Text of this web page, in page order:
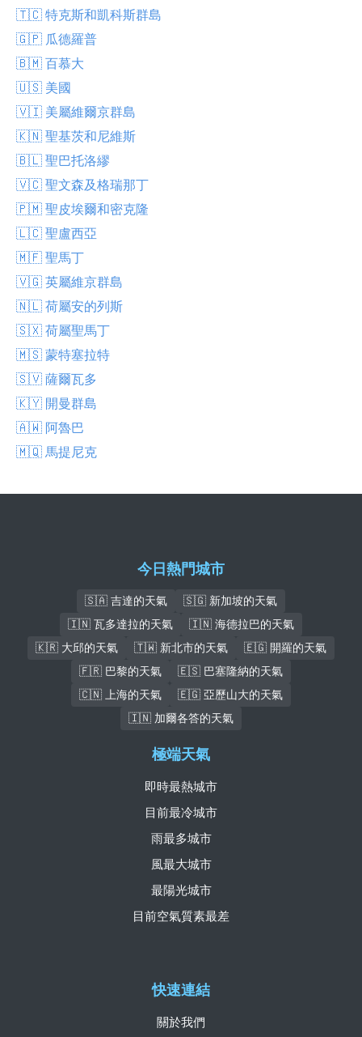
🇹🇨 特克斯和凱科斯群島
🇬🇵 瓜德羅普
🇧🇲 百慕大
🇺🇸 美國
🇻🇮 美屬維爾京群島
🇰🇳 聖基茨和尼維斯
🇧🇱 聖巴托洛繆
🇻🇨 聖文森及格瑞那丁
🇵🇲 聖皮埃爾和密克隆
🇱🇨 聖盧西亞
🇲🇫 聖馬丁
🇻🇬 英屬維京群島
🇳🇱 荷屬安的列斯
🇸🇽 荷屬聖馬丁
🇲🇸 蒙特塞拉特
🇸🇻 薩爾瓦多
🇰🇾 開曼群島
🇦🇼 阿魯巴
🇲🇶 馬提尼克
今日熱門城市
🇸🇦 吉達的天氣
🇸🇬 新加坡的天氣
🇮🇳 瓦多達拉的天氣
🇮🇳 海德拉巴的天氣
🇰🇷 大邱的天氣
🇹🇼 新北市的天氣
🇪🇬 開羅的天氣
🇫🇷 巴黎的天氣
🇪🇸 巴塞隆納的天氣
🇨🇳 上海的天氣
🇪🇬 亞歷山大的天氣
🇮🇳 加爾各答的天氣
快速連結
關於我們
極端天氣
即時最熱城市
目前最冷城市
雨最多城市
風最大城市
最陽光城市
目前空氣質素最差